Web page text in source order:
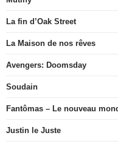
La fin d’Oak Street
La Maison de nos rêves
Avengers: Doomsday
Soudain
Fantômas – Le nouveau
Justin le Juste